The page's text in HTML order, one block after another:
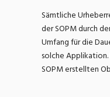
Sämtliche
der SOPM durch
Umfang für die
solche
SOPM erstellten